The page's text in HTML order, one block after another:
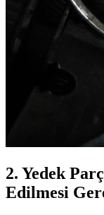
2. Yedek
Edilmesi